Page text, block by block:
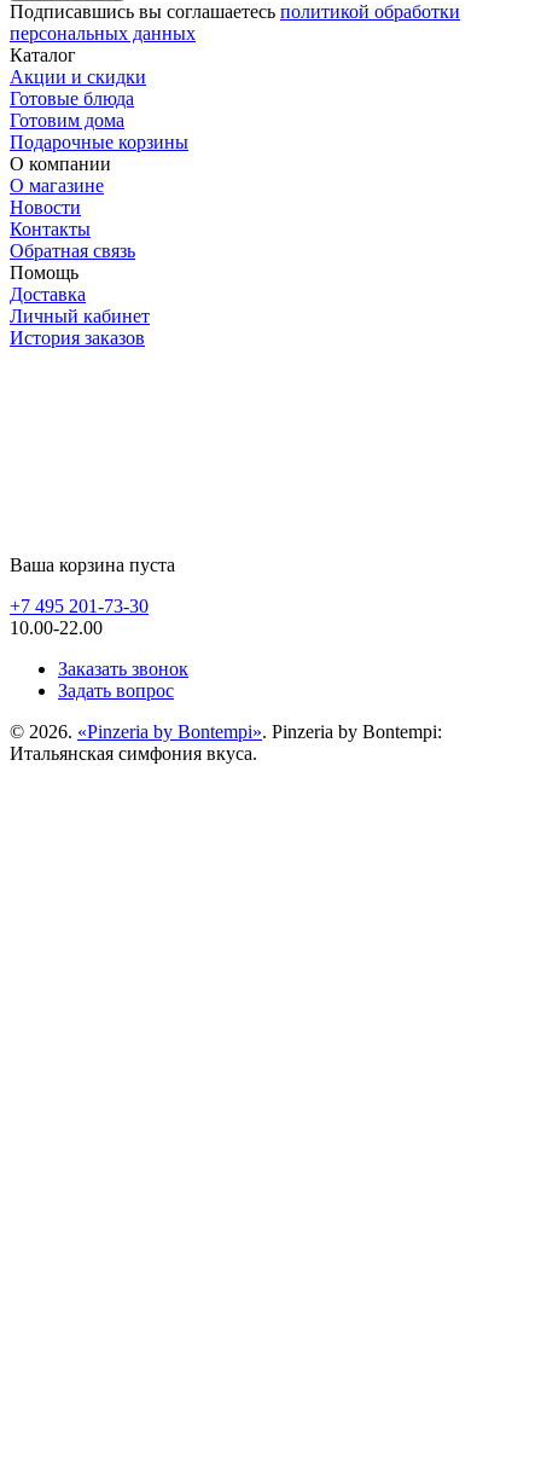
Подписавшись вы соглашаетесь политикой обработки
персональных данных
Каталог
Акции и скидки
Готовые блюда
Готовим дома
Подарочные корзины
О компании
О магазине
Новости
Контакты
Обратная связь
Помощь
Доставка
Личный кабинет
История заказов
Ваша корзина пуста
+7 495 201-73-30
10.00-22.00
Заказать звонок
Задать вопрос
© 2026. «Pinzeria by Bontempi». Pinzeria by Bontempi:
Итальянская симфония вкуса.